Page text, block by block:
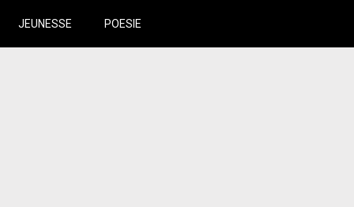
JEUNESSE POESIE